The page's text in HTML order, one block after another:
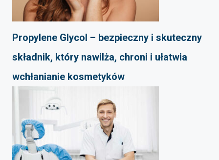
Propylene Glycol – bezpieczny i skuteczny
składnik, który nawilża, chroni i ułatwia
wchłanianie kosmetyków